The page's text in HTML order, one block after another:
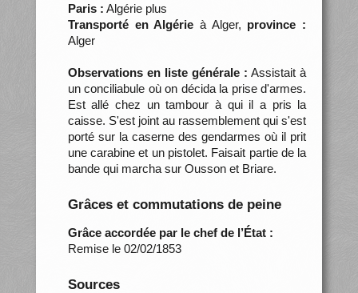
Paris : Algérie plus
Transporté en Algérie à Alger, province :
Alger
Observations en liste générale : Assistait à
un conciliabule où on décida la prise d'armes.
Est allé chez un tambour à qui il a pris la
caisse. S'est joint au rassemblement qui s'est
porté sur la caserne des gendarmes où il prit
une carabine et un pistolet. Faisait partie de la
bande qui marcha sur Ousson et Briare.
Grâces et commutations de peine
Grâce accordée par le chef de l’État :
Remise le 02/02/1853
Sources